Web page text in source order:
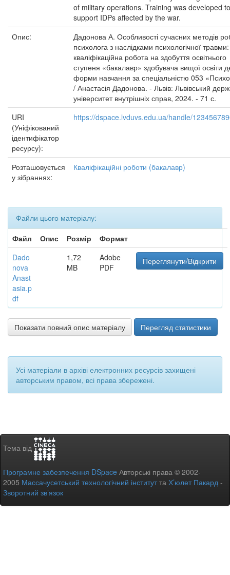
of military operations. Training was developed to
support IDPs affected by the war.
Опис:
Дадонова А. Особливості сучасних методів
психолога з наслідками психологічної травми:
кваліфікаційна робота на здобуття освітнього
ступеня «бакалавр» здобувача вищої освіти
форми навчання за спеціальністю 053
/ Анастасія Дадонова. - Львів: Львівський
університет внутрішніх справ, 2024. - 71 с.
URI
(Уніфікований
ідентифікатор
ресурсу):
https://dspace.lvduvs.edu.ua/handle/
Розташовується
у зібраннях:
Кваліфікаційні роботи (бакалавр)
Файли цього матеріалу:
Файл
Опис Розмір
Формат
Dado
nova
Anast
asia.p
df
1,72
MB
Adobe
PDF
Переглянути/Відкрити
Показати повний опис матеріалу Перегляд статистики
Усі матеріали в архіві електронних ресурсів захищені
авторським правом, всі права збережені.
Тема від
Програмне забезпечення DSpace Авторські права © 2002-
2005 Массачусетський технологічний інститутта Х’юлет Пакард -
Зворотний зв’язок